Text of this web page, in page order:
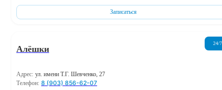
Записаться
Алёшки
24/7
Адрес: ул. имени Т.Г. Шевченко, 27
Телефон: 8 (903) 856-62-07